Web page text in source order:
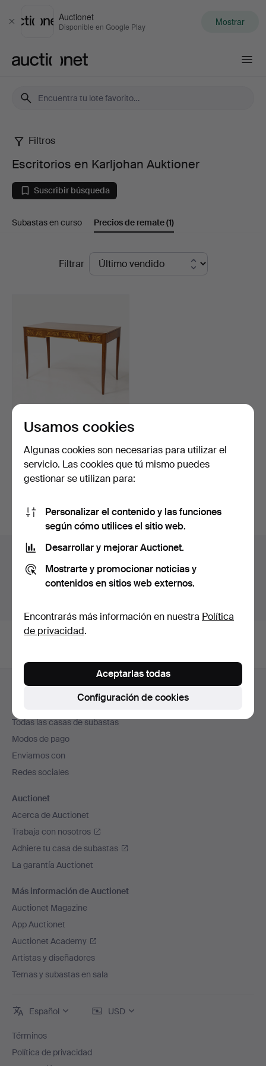
Cerrar
Auctionet
Disponible en Google Play Mostrar
Escritorios
en
Karljohan
Auktioner
Filtros
Escritorios en Karljohan Auktioner
Suscribir búsqueda
Subastas en curso Precios de remate(1)
Filtrar
CARL MALMSTEN.
ca…
Subastado 16 may 2026
63 pujas
2.888 USD
Suscribir búsqueda
Archivo de subastas
Estás buscando en el archivo de subastas concluidas.
el
pie
de
página
Ayuda y contacto
Contacta con el servicio de atención al cliente
Todas las casas de subastas
Modos de pago
Enviamos con
Redes sociales
Auctionet
Acerca de Auctionet
Trabaja con nosotros
Adhiere tu casa de subastas
La garantía Auctionet
Más información de Auctionet
Auctionet Magazine
App Auctionet
Auctionet Academy
Artistas y diseñadores
Temas y subastas en sala
Español USD
Términos
Política de privacidad
Usamos cookies
Algunas cookies son necesarias para utilizar el
servicio. Las cookies que tú mismo puedes
gestionar se utilizan para:
Personalizar el contenido y las funciones
según cómo utilices el sitio web.
Desarrollar y mejorar Auctionet.
Mostrarte y promocionar noticias y
contenidos en sitios web externos.
Encontrarás más información en nuestra Política
de privacidad.
Configuración de cookies
Aceptarlas todas